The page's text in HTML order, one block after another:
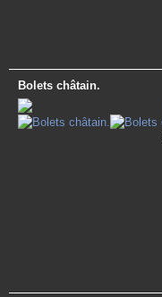
Bolets châtain.